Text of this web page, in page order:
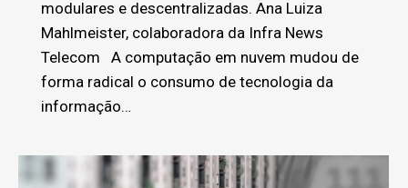
modulares e descentralizadas. Ana Luiza
Mahlmeister, colaboradora da Infra News
Telecom A computação em nuvem mudou de
forma radical o consumo de tecnologia da
informação…